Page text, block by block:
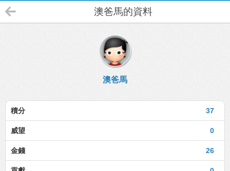
澳爸馬的資料
澳爸馬
37
積分
0
威望
26
金錢